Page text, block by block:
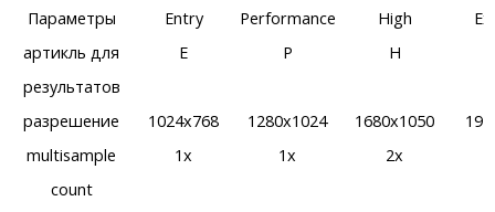
Параметры Entry Performance High
артикль для
результатов
E P H
разрешение 1024x768 1280x1024 1680x1050
multisample
count
1x 1x 2x